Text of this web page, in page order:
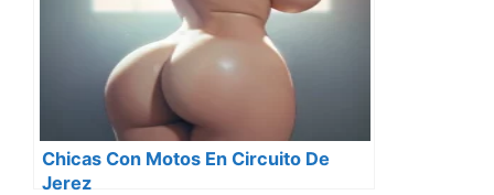
Chicas Con Motos En Circuito De
Jerez